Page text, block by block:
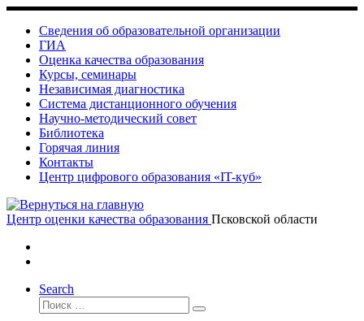
Skip
content
Сведения об образовательной организации
ГИА
Оценка качества образования
Курсы, семинары
Независимая диагностика
Система дистанционного обучения
Научно-методический совет
Библиотека
Горячая линия
Контакты
Центр цифрового образования «IT-куб»
Центр оценки качества образования Псковской области
Search
Поиск
Поиск